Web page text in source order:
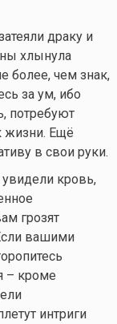
драку и
хлынула
более, чем знак,
за ум, ибо
потребуют
жизни. Ещё
в свои руки.
кровь,
грозят
вашими
– кроме
интриги